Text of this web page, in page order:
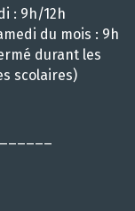
: 9h/12h
du mois : 9h
durant les
scolaires)